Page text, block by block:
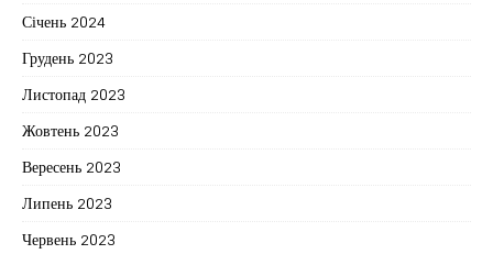
Січень 2024
Грудень 2023
Листопад 2023
Жовтень 2023
Вересень 2023
Липень 2023
Червень 2023